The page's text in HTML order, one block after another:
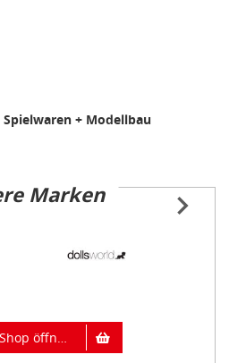
+ Modellbau
Marken
Händler Shop öffnen